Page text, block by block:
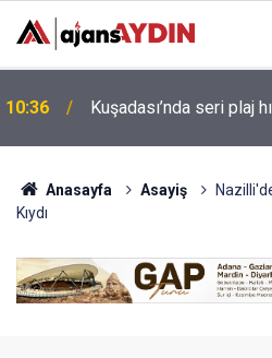
10:23
isimler belli oldu
Anasayfa Asayiş
Kıydı